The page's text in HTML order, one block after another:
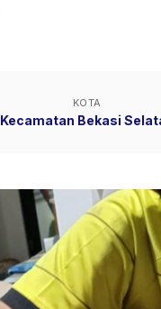
KOTA
Kecamatan Bekasi